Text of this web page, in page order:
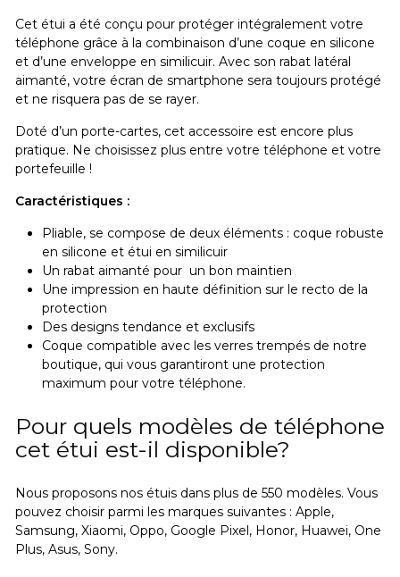
Cet étui a été conçu pour protéger intégralement votre
téléphone grâce à la combinaison d’une coque en silicone
et d’une enveloppe en similicuir. Avec son rabat latéral
aimanté, votre écran de smartphone sera toujours protégé
et ne risquera pas de se rayer.
Doté d’un porte-cartes, cet accessoire est encore plus
pratique. Ne choisissez plus entre votre téléphone et votre
portefeuille !
Caractéristiques :
Pliable, se compose de deux éléments : coque robuste
en silicone et étui en similicuir
Un rabat aimanté pour un bon maintien
Une impression en haute définition sur le recto de la
protection
Des designs tendance et exclusifs
Coque compatible avec les verres trempés de notre
boutique, qui vous garantiront une protection
maximum pour votre téléphone.
Pour quels modèles de téléphone
cet étui est-il disponible?
Nous proposons nos étuis dans plus de 550 modèles. Vous
pouvez choisir parmi les marques suivantes : Apple,
Samsung, Xiaomi, Oppo, Google Pixel, Honor, Huawei, One
Plus, Asus, Sony.